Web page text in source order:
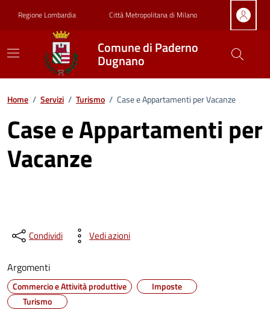
Regione Lombardia Città Metropolitana di Milano
Comune di Paderno
Dugnano
Home / Servizi / Turismo / Case e Appartamenti per Vacanze
Case e Appartamenti per
Vacanze
Condividi Vedi azioni
Argomenti
Commercio e Attività produttive
Imposte
Turismo